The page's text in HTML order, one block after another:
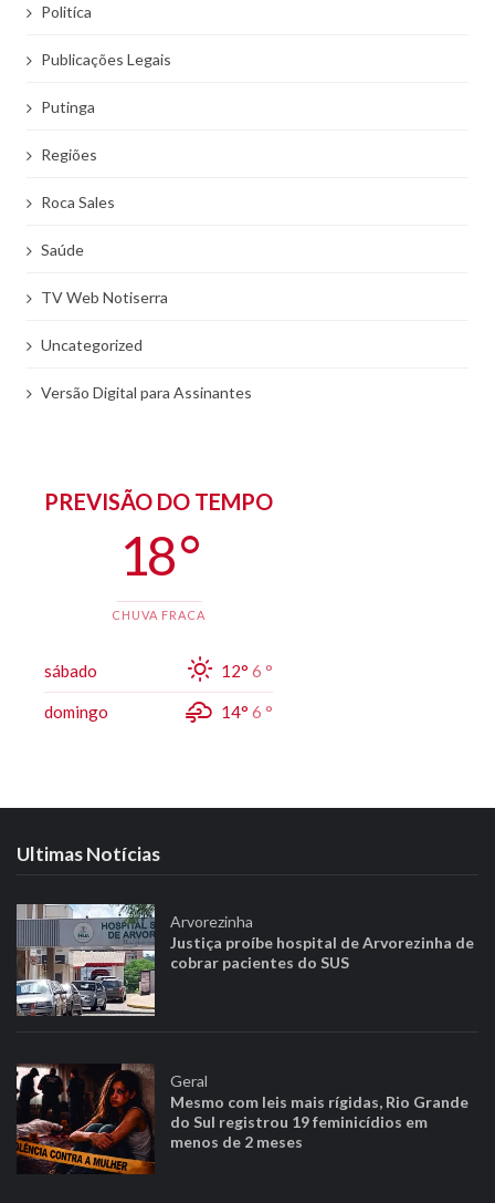
Politíca
Publicações Legais
Putinga
Regiões
Roca Sales
Saúde
TV Web Notiserra
Uncategorized
Versão Digital para Assinantes
PREVISÃO DO TEMPO
18 °
CHUVA FRACA
sábado 12° 6 °
domingo 14° 6 °
Ultimas Notícias
Arvorezinha
Justiça proíbe hospital de Arvorezinha de
cobrar pacientes do SUS
Geral
Mesmo com leis mais rígidas, Rio Grande
do Sul registrou 19 feminicídios em
menos de 2 meses